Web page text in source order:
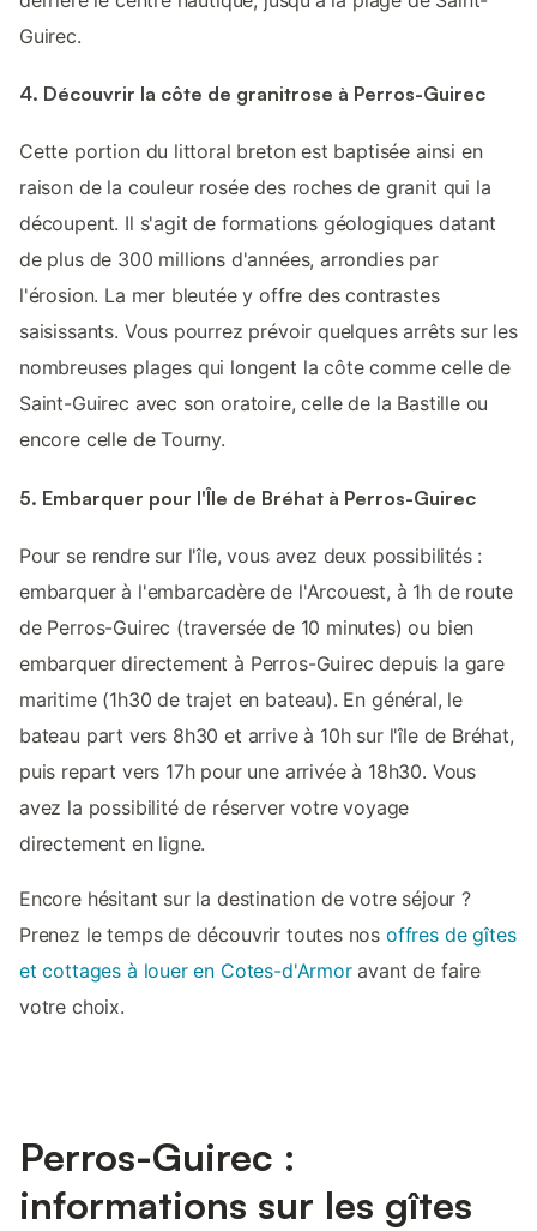
Guirec.
4. Découvrir la côte de granitrose à Perros-Guirec
Cette portion du littoral breton est baptisée ainsi en
raison de la couleur rosée des roches de granit qui la
découpent. Il s'agit de formations géologiques datant
de plus de 300 millions d'années, arrondies par
l'érosion. La mer bleutée y offre des contrastes
saisissants. Vous pourrez prévoir quelques arrêts sur les
nombreuses plages qui longent la côte comme celle de
Saint-Guirec avec son oratoire, celle de la Bastille ou
encore celle de Tourny.
5. Embarquer pour l'Île de Bréhat à Perros-Guirec
Pour se rendre sur l'île, vous avez deux possibilités :
embarquer à l'embarcadère de l'Arcouest, à 1h de route
de Perros-Guirec (traversée de 10 minutes) ou bien
embarquer directement à Perros-Guirec depuis la gare
maritime (1h30 de trajet en bateau). En général, le
bateau part vers 8h30 et arrive à 10h sur l'île de Bréhat,
puis repart vers 17h pour une arrivée à 18h30. Vous
avez la possibilité de réserver votre voyage
directement en ligne.
Encore hésitant sur la destination de votre séjour ?
Prenez le temps de découvrir toutes nos offres de gîtes
et cottages à louer en Cotes-d'Armoravant de faire
votre choix.
Perros-Guirec :
informations sur les gîtes